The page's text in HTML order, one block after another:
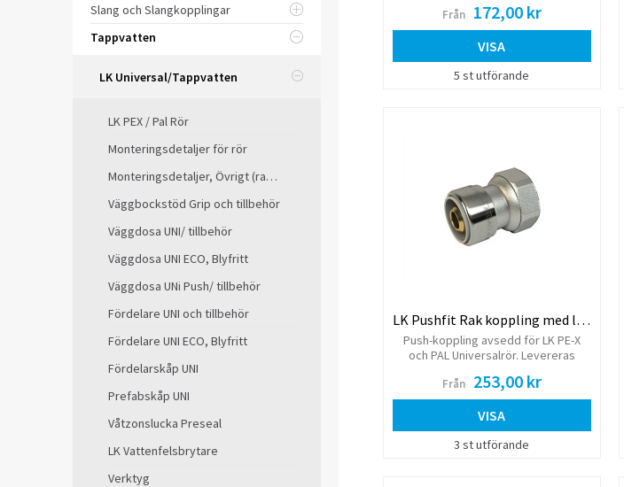
Slang och Slangkopplingar
Tappvatten
LK Universal/Tappvatten
LK PEX / Pal Rör
Monteringsdetaljer för rör
Monteringsdetaljer, Övrigt (radiator)
Väggbockstöd Grip och tillbehör
Väggdosa UNI/ tillbehör
Väggdosa UNI ECO, Blyfritt
Väggdosa UNi Push/ tillbehör
Fördelare UNI och tillbehör
Fördelare UNI ECO, Blyfritt
Fördelarskåp UNI
Prefabskåp UNI
Våtzonslucka Preseal
LK Vattenfelsbrytare
Verktyg
Från 172,00 kr
VISA
5 st utförande
LK Pushfit Rak koppling med lekande mutter
Push-koppling avsedd för LK PE-X
och PAL Universalrör. Levereras
För plantätning. Packning medföljer.
Från 253,00 kr
VISA
3 st utförande